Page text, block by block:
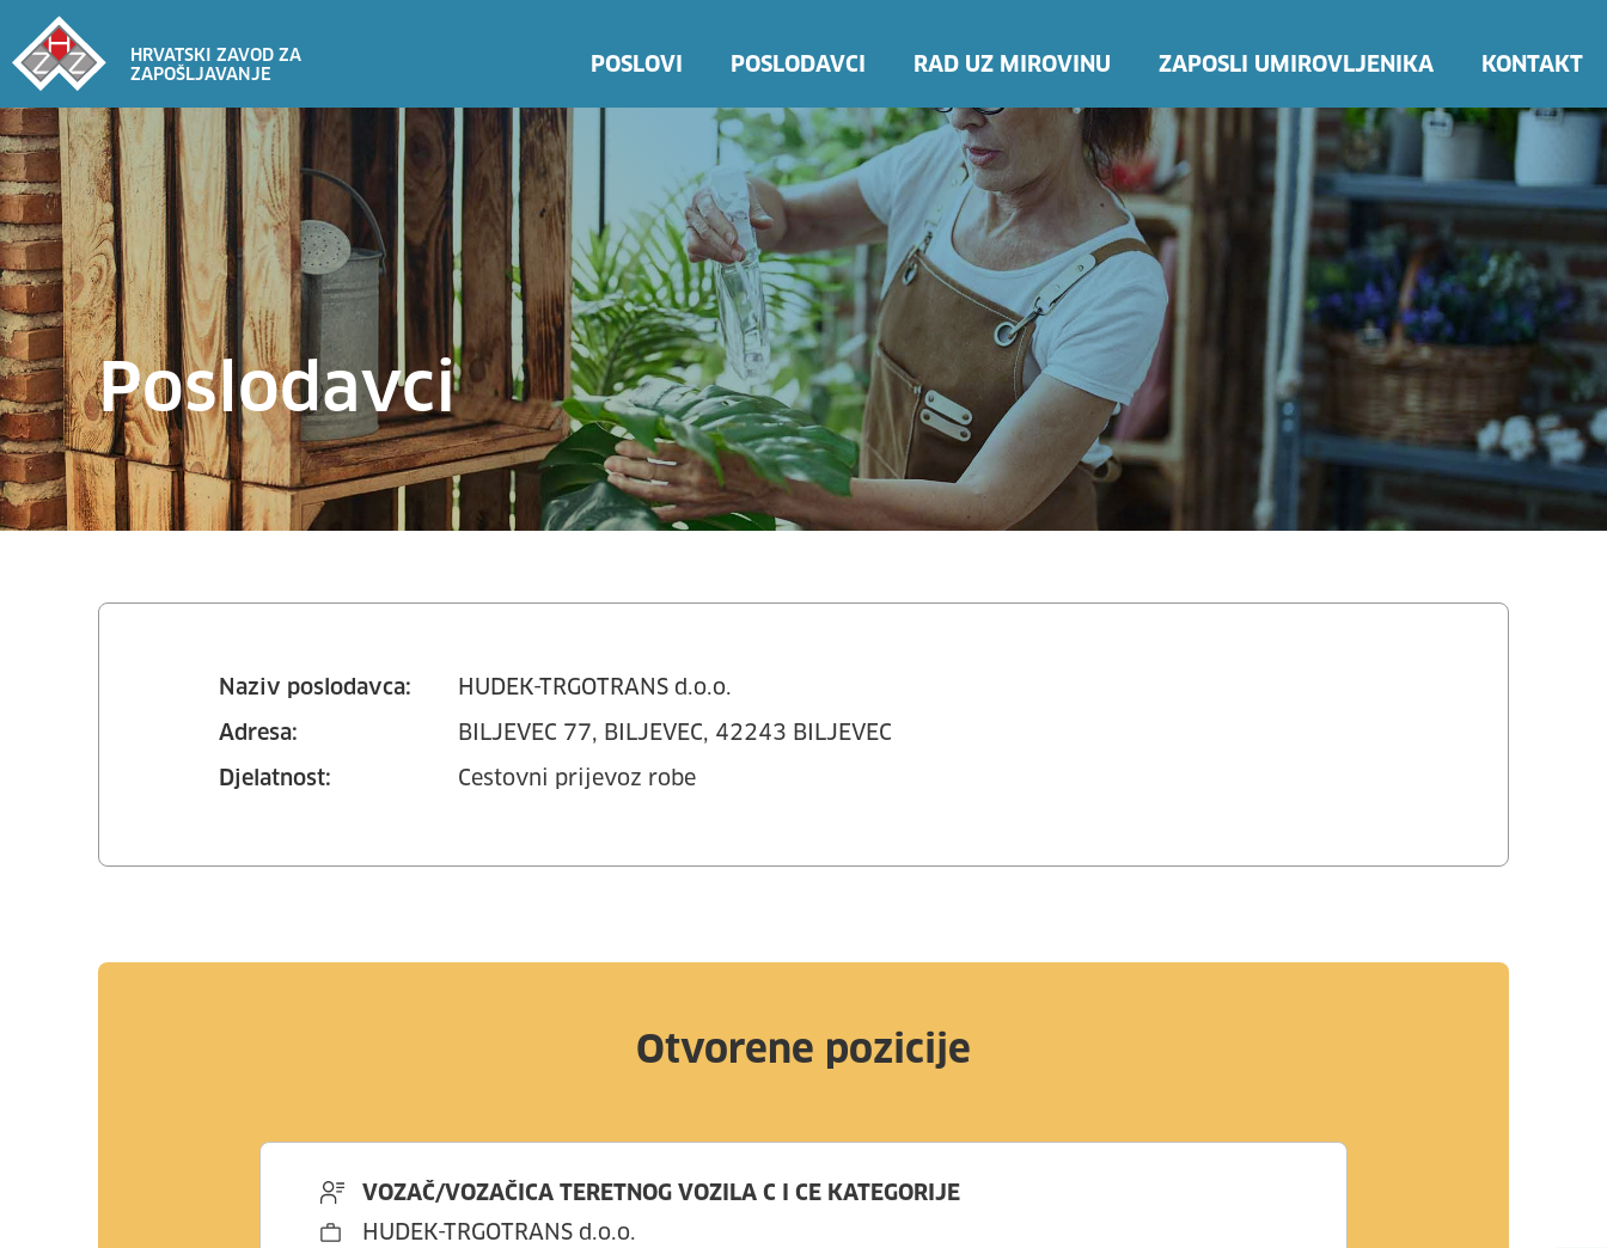
HRVATSKI ZAVOD ZA
ZAPOŠLJAVANJE
POSLOVI POSLODAVCI RAD UZ MIROVINU ZAPOSLI UMIROVLJENIKA KONTAKT
Poslodavci
Naziv poslodavca: HUDEK-TRGOTRANS d.o.o.
Adresa: BILJEVEC 77, BILJEVEC, 42243 BILJEVEC
Djelatnost: Cestovni prijevoz robe
Otvorene pozicije
VOZAČ/VOZAČICA TERETNOG VOZILA C I CE KATEGORIJE
HUDEK-TRGOTRANS d.o.o.